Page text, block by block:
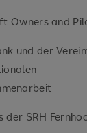
Owners and
und der
SRH